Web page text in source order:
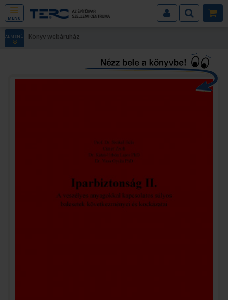
MENÜ
ALMENÜ Könyv webáruház